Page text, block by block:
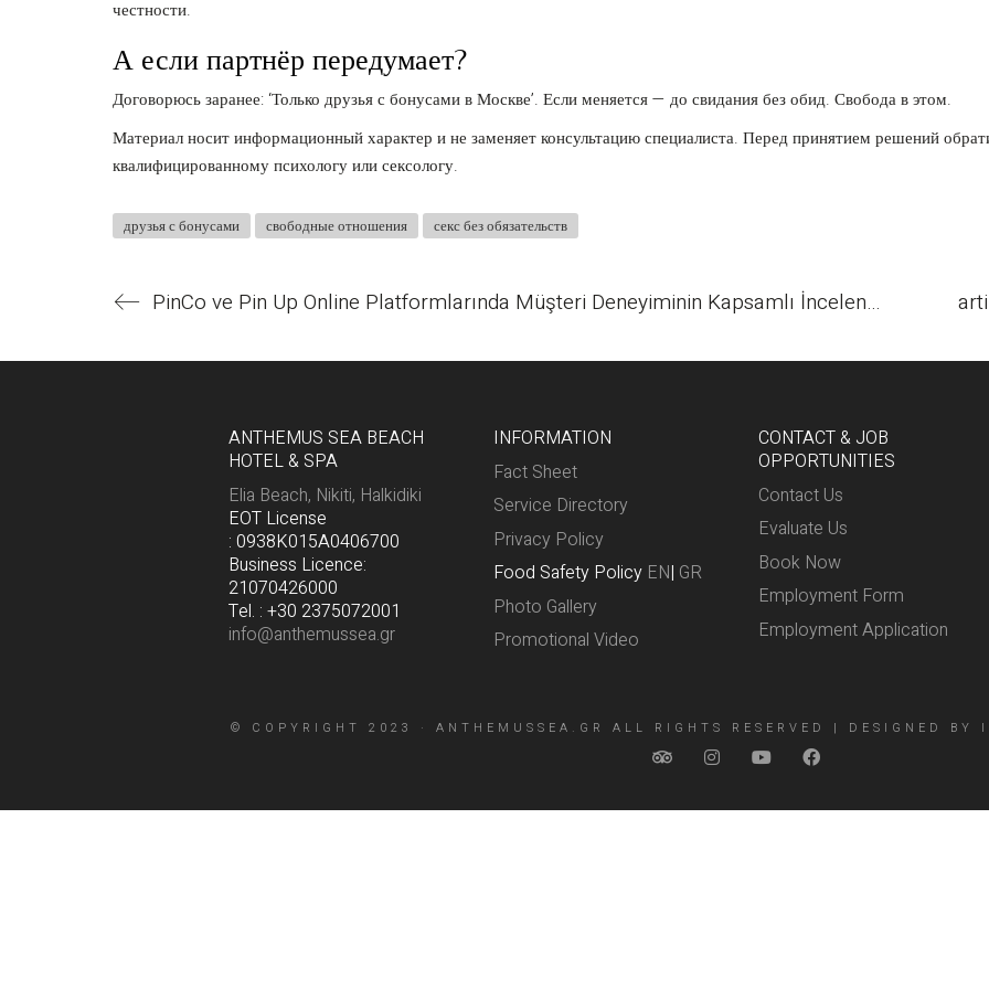
честности.
А если партнёр передумает?
Договорюсь заранее: ‘Только друзья с бонусами в Москве’. Если меняется — до свидания без обид. Свобода в этом.
Материал носит информационный характер и не заменяет консультацию специалиста. Перед принятием решений
квалифицированному психологу или сексологу.
друзья с бонусами свободные отношения секс без обязательств
PinCo ve Pin Up Online Platformlarında Müşteri Deneyiminin Kapsamlı İncelenmesi: Üyelik Sonrası Umutlar ve Planlı Yaklaşımlar
ANTHEMUS SEA BEACH
HOTEL & SPA
Elia Beach, Nikiti, Halkidiki
EOT License
: 0938K015A0406700
Business Licence:
21070426000
Tel. : +30 2375072001
info@anthemussea.gr
INFORMATION
Fact Sheet
Service Directory
Privacy Policy
Food Safety Policy EN| GR
Photo Gallery
Promotional Video
CONTACT & JOB
OPPORTUNITIES
Contact Us
Evaluate Us
Book Now
Employment Form
Employment Application
© COPYRIGHT 2023 · ANTHEMUSSEA.GR ALL RIGHTS RESERVED | DESIGNED BY